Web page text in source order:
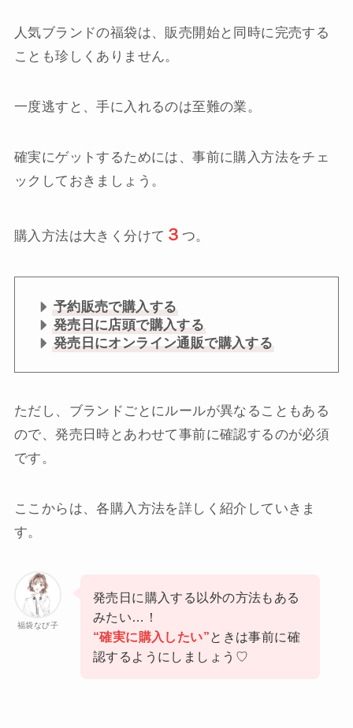
人気ブランドの福袋は、販売開始と同時に完売する
ことも珍しくありません。
一度逃すと、手に入れるのは至難の業。
確実にゲットするためには、事前に購入方法をチェ
ックしておきましょう。
購入方法は大きく分けて ３ つ。
予約販売で購入する
発売日に店頭で購入する
発売日にオンライン通販で購入する
ただし、ブランドごとにルールが異なることもある
ので、発売日時とあわせて事前に確認するのが必須
です。
ここからは、各購入方法を詳しく紹介していきま
す。
福袋なび子
発売日に購入する以外の方法もある
みたい…！
“確実に購入したい” ときは事前に確
認するようにしましょう♡